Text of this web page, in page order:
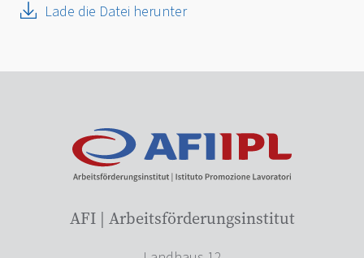
Lade die Datei herunter
AFI | Arbeitsförderungsinstitut